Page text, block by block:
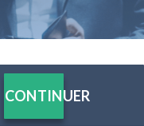
CONTINUER